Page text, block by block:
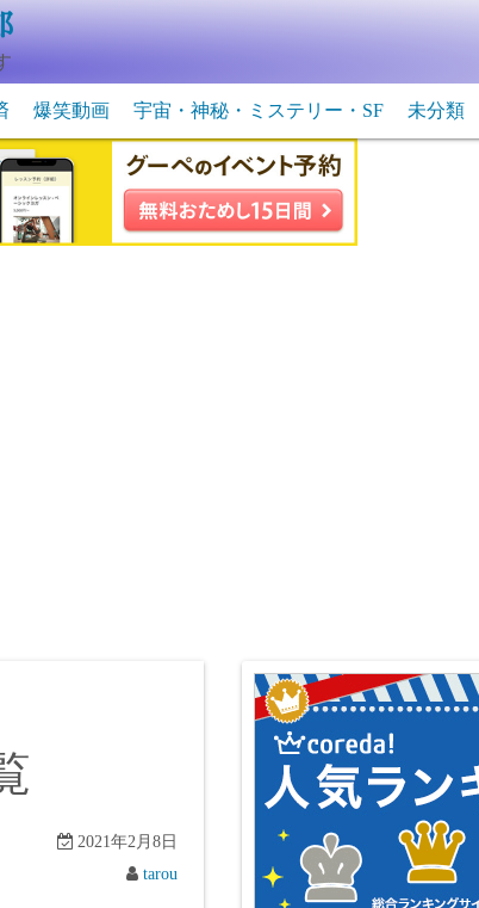
爆笑動画
動物系の爆笑動画
宇宙・神秘・ミステリー・SF
未確認生物・飛行物体
宇宙・ＳＦ
未分類
2021年2月8日
tarou